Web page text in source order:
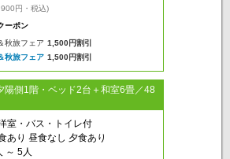
円・税込)
ーポン
秋旅フェア 1,500円割引
秋旅フェア 1,500円割引
陽側1階・ベッド2台＋和室6畳／48
室・バス・トイレ付
あり 昼食なし 夕食あり
～ 5人